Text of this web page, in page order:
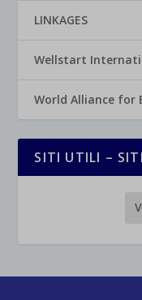
LINKAGES
Wellstart
World Alliance for
SITI UTILI –